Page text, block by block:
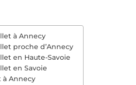
à Annecy
proche d’Annecy
en Haute-Savoie
en Savoie
à Annecy